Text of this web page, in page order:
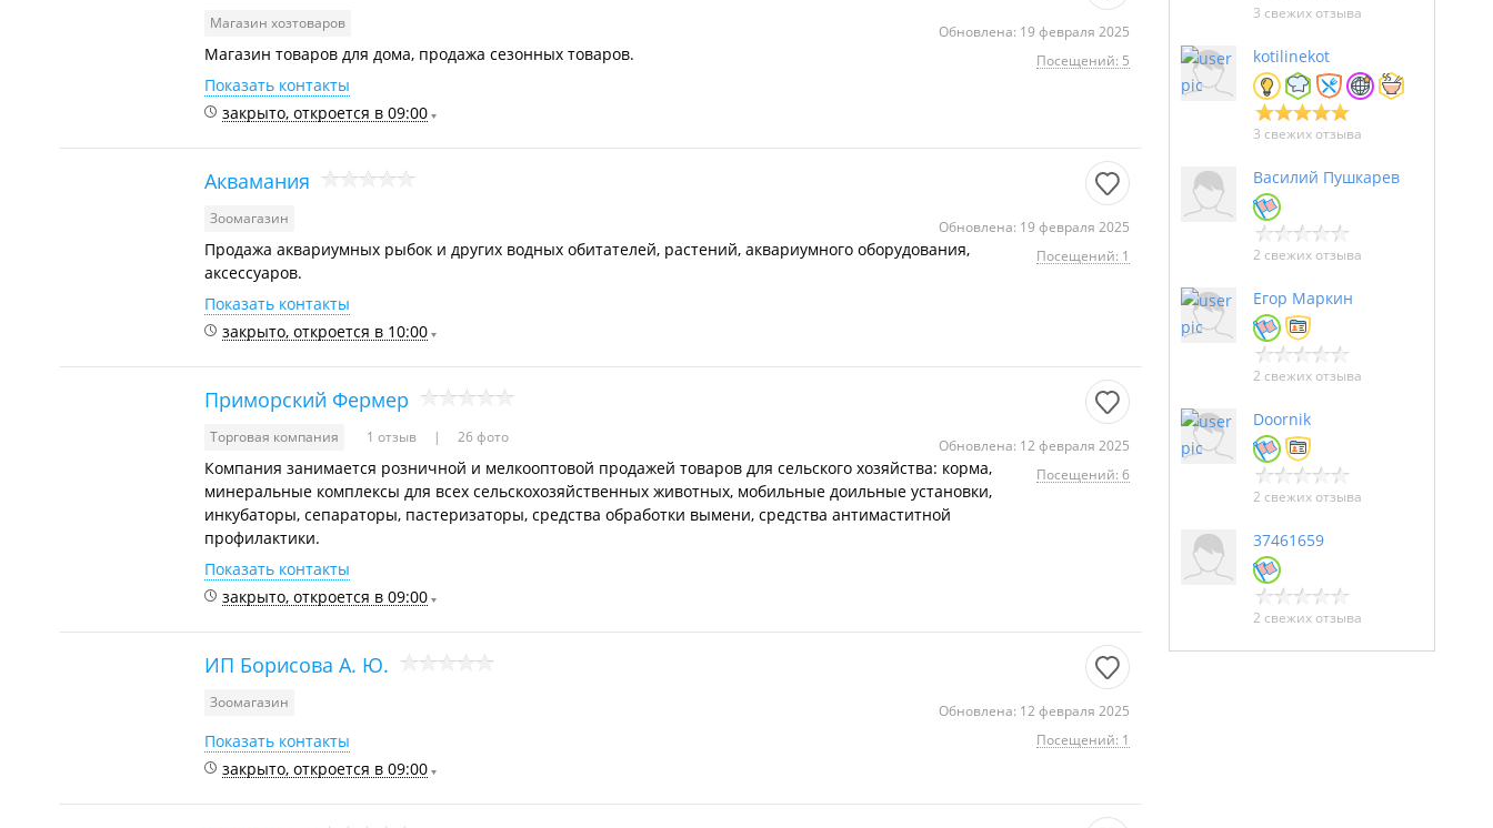
Магазин хозтоваров
Обновлена: 19 февраля 2025
Посещений: 5
Магазин товаров для дома, продажа сезонных товаров.
Показать контакты
закрыто, откроется в 09:00
Аквамания
Зоомагазин
Обновлена: 19 февраля 2025
Посещений: 1
Продажа аквариумных рыбок и других водных обитателей, растений, аквариумного оборудования,
аксессуаров.
Показать контакты
закрыто, откроется в 10:00
Приморский Фермер
Торговая компания 1 отзыв 26 фото
Обновлена: 12 февраля 2025
Посещений: 6
Компания занимается розничной и мелкооптовой продажей товаров для сельского хозяйства: корма,
минеральные комплексы для всех сельскохозяйственных животных, мобильные доильные установки,
инкубаторы, сепараторы, пастеризаторы, средства обработки вымени, средства антимаститной
профилактики.
Показать контакты
закрыто, откроется в 09:00
ИП Борисова А. Ю.
Зоомагазин
Обновлена: 12 февраля 2025
Посещений: 1
Показать контакты
закрыто, откроется в 09:00
3 свежих отзыва
kotilinekot
3 свежих отзыва
Василий Пушкарев
2 свежих отзыва
Егор Маркин
2 свежих отзыва
Doornik
2 свежих отзыва
37461659
2 свежих отзыва